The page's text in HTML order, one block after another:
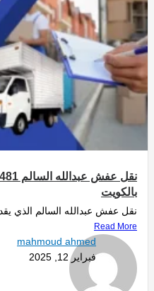
بالكويت
نقل عفش عبدالله السالم الذي
Read More
mahmoud ahmed
فبراير 12, 2025